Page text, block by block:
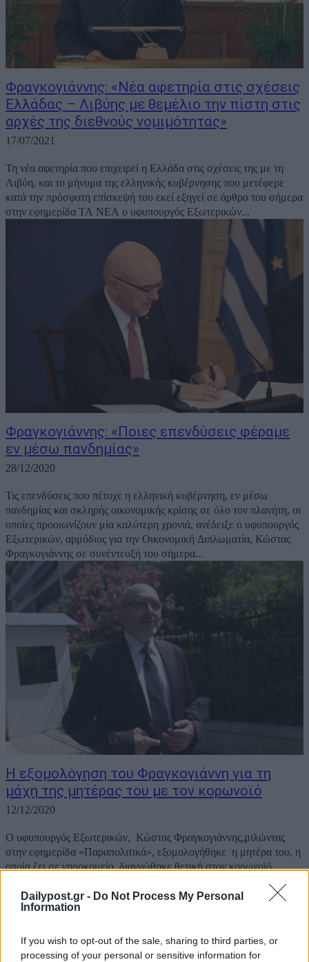
Dailypost.gr - Do Not Process My Personal
Information
If you wish to opt-out of the sale, sharing to third parties, or
processing of your personal or sensitive information for
Φραγκογιάννης: «Νέα αφετηρία στις σχέσεις
Ελλάδας – Λιβύης με θεμέλιο την πίστη στις
αρχές της διεθνούς νομιμότητας»
17/07/2021
Τη νέα αφετηρία που επιχειρεί η Ελλάδα στις σχέσεις της με τη
Λιβύη, και το μήνυμα της ελληνικής κυβέρνησης που μετέφερε
κατά την πρόσφατη επίσκεψή του εκεί εξηγεί σε άρθρο του σήμερα
στην εφημερίδα ΤΑ ΝΕΑ ο υφυπουργός Εξωτερικών...
Φραγκογιάννης: «Ποιες επενδύσεις φέραμε
εν μέσω πανδημίας»
28/12/2020
Τις επενδύσεις που πέτυχε η ελληνική κυβέρνηση, εν μέσω
πανδημίας και σκληρής οικονομικής κρίσης σε όλο τον πλανήτη, οι
οποίες προοιωνίζουν μία καλύτερη χρονιά, ανέδειξε ο υφυπουργός
Εξωτερικών, αρμόδιος για την Οικονομική Διπλωματία, Κώστας
Φραγκογιάννης σε συνέντευξή του σήμερα...
Η εξομολόγηση του Φραγκογιάννη για τη
μάχη της μητέρας του με τον κορωνοϊό
12/12/2020
Ο υφυπουργός Εξωτερικών, Κώστας Φραγκογιάννης,μιλώντας
στην εφημερίδα «Παραπολιτικά», εξομολογήθηκε η μητέρα του, η
οποία ζει σε γηροκομείο, διαγνώθηκε θετική στον κορωνοϊό.
μητέρα μου, 91 ετών, που ζει σε ένα ίδρυμα...